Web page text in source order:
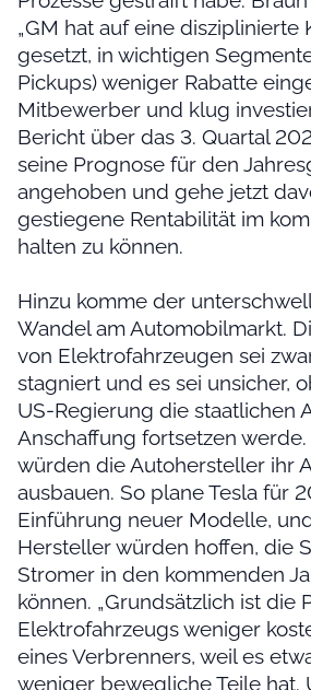
„GM hat auf eine disziplinierte
gesetzt, in wichtigen
Pickups) weniger Rabatte
Mitbewerber und klug
Bericht über das 3. Quartal
seine Prognose für den
angehoben und gehe jetzt
gestiegene Rentabilität im
halten zu können.
Hinzu komme der
Wandel am Automobilmarkt.
von Elektrofahrzeugen sei
stagniert und es sei unsicher,
US-Regierung die staatlichen
Anschaffung fortsetzen
würden die Autohersteller ihr
ausbauen. So plane Tesla für
Einführung neuer Modelle,
Hersteller würden hoffen, die
Stromer in den kommenden
können. „Grundsätzlich ist die
Elektrofahrzeugs weniger
eines Verbrenners, weil es
weniger bewegliche Teile hat.